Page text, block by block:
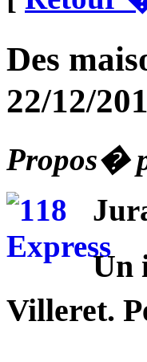
Des
22/12/
Propos�
Un
Villeret.